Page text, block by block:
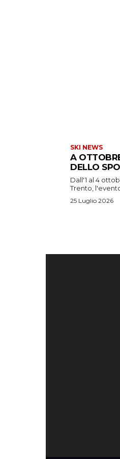
SKI NEWS
A
DELLO
Dall'1 al 4
Trento,
25 Luglio 2026